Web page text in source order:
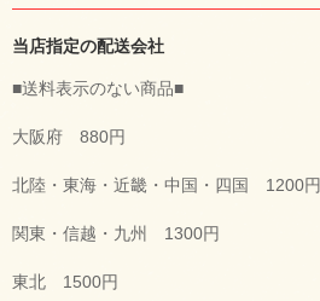
当店指定の配送会社
■送料表示のない商品■
大阪府 880円
北陸・東海・近畿・中国・四国 1200円
関東・信越・九州 1300円
東北 1500円